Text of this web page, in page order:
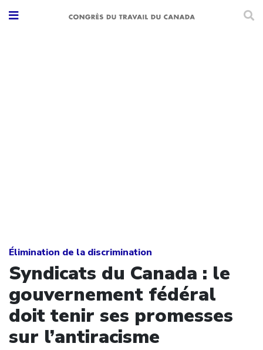
Élimination de la discrimination
Syndicats du Canada : le
gouvernement fédéral
doit tenir ses promesses
sur l’antiracisme